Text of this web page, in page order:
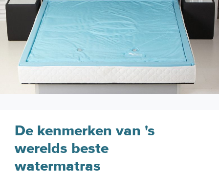
De kenmerken van 's
werelds beste
watermatras